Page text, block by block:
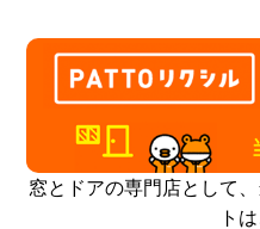
窓とドアの専門店として
ト